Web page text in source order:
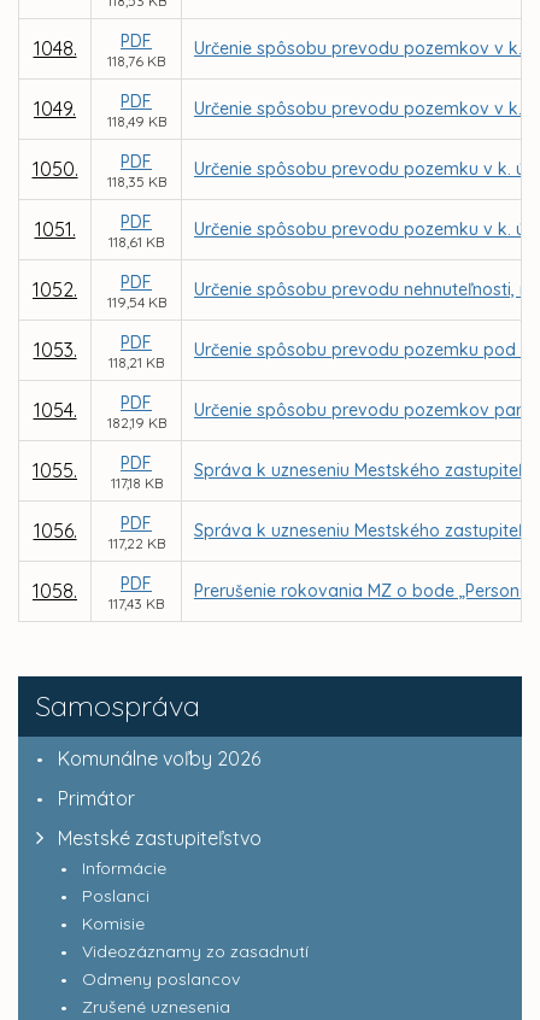
Samospráva
Komunálne voľby 2026
Primátor
Mestské zastupiteľstvo
Informácie
Poslanci
Komisie
Videozáznamy zo zasadnutí
Odmeny poslancov
Zrušené uznesenia
1048. PDF
118,76 KB
Určenie spôsobu prevodu pozemkov v k.
1049. PDF
118,49 KB
Určenie spôsobu prevodu pozemkov v k.
1050. PDF
118,35 KB
Určenie spôsobu prevodu pozemku v k. ú.
1051. PDF
118,61 KB
Určenie spôsobu prevodu pozemku v k.
1052. PDF
119,54 KB
Určenie spôsobu prevodu nehnuteľnosti,
1053. PDF
118,21 KB
Určenie spôsobu prevodu pozemku pod
1054. PDF
182,19 KB
Určenie spôsobu prevodu pozemkov parc.
1055. PDF
117,18 KB
Správa k uzneseniu Mestského
1056. PDF
117,22 KB
Správa k uzneseniu Mestského
1058. PDF
117,43 KB
Prerušenie rokovania MZ o bode